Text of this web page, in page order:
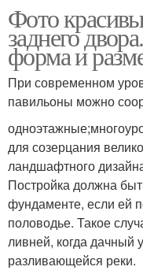
Фото
заднего
форма и
При современном
павильоны можно
для созерцания
ландшафтного
Постройка должна
фундаменте, если ей
половодье. Такое
ливней, когда дачный
разливающейся реки.